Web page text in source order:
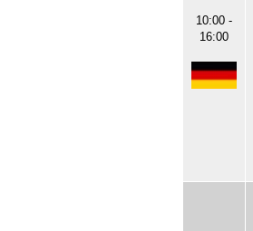
10:00 -
16:00